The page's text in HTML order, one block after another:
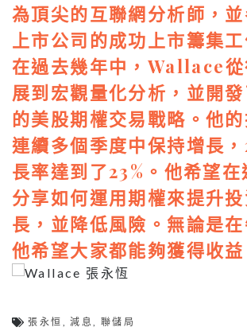
為頂尖的互聯網分析師，
上市公司的成功上市籌集工
在過去幾年中，Wallace
展到宏觀量化分析，並開
的美股期權交易戰略。他
連續多個季度中保持增長
長率達到了23%。他希望
分享如何運用期權來提升
長，並降低風險。無論是在
他希望大家都能夠獲得收益
張永恒 ,減息 ,聯儲局